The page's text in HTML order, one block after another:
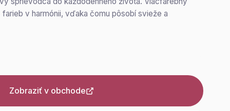
v harmónii, vďaka čomu pôsobí svieže a
Zobraziť v obchode